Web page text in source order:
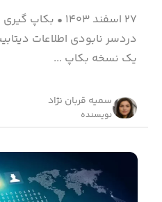
۲۷ اسفند ۱۴۰۳ •
دردسر نابودی اطلاعات
یک نسخه بکاپ ...
سمیه قربان نژاد
نویسنده